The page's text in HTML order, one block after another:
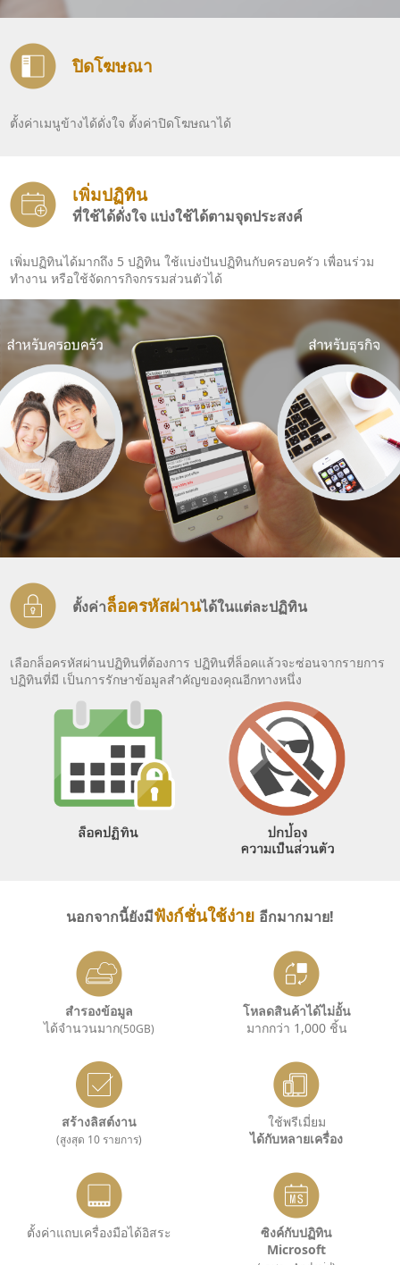
ปิดโฆษณา
ตั้งค่าเมนูข้างได้ดั่งใจ ตั้งค่าปิดโฆษณาได้
เพิ่มปฏิทิน
ที่ใช้ได้ดั่งใจ แบ่งใช้ได้ตามจุดประสงค์
เพิ่มปฏิทินได้มากถึง 5 ปฏิทิน ใช้แบ่งปันปฏิทินกับครอบครัว เพื่อนร่วม
ทำงาน หรือใช้จัดการกิจกรรมส่วนตัวได้
ตั้งค่าล็อครหัสผ่านได้ในแต่ละปฏิทิน
เลือกล็อครหัสผ่านปฏิทินที่ต้องการ ปฏิทินที่ล็อคแล้วจะซ่อนจากรายการ
ปฏิทินที่มี เป็นการรักษาข้อมูลสำคัญของคุณอีกทางหนึ่ง
นอกจากนี้ยังมีฟังก์ชั่นใช้ง่าย อีกมากมาย!
สำรองข้อมูล
ได้จำนวนมาก(50GB)
โหลดสินค้าได้ไม่อั้น
มากกว่า 1,000 ชิ้น
สร้างลิสต์งาน
(สูงสุด 10 รายการ)
ใช้พรีเมี่ยม
ได้กับหลายเครื่อง
ตั้งค่าแถบเครื่องมือได้อิสระ
ซิงค์กับปฏิทิน
Microsoft